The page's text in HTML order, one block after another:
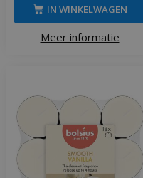
Meer informatie
IN WINKELWAGEN